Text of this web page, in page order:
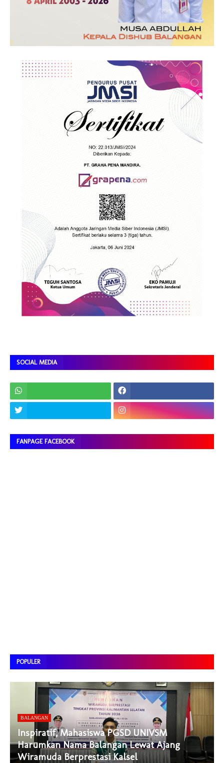
SOCIAL MEDIA
FANPAGE FACEBOOK
POPULER
BALANGAN
Inspiratif, Mahasiswa PGSD UNIVSM
Harumkan Nama Balangan Lewat Ajang
Wiramuda Berprestasi Kalsel